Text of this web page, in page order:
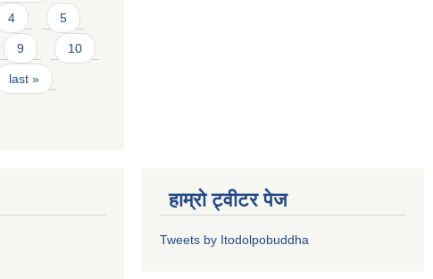
4 5
9 10
last »
हाम्रो ट्वीटर पेज
Tweets by Itodolpobuddha